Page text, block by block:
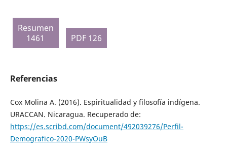
Resumen
1461
PDF 126
Referencias
Cox Molina A. (2016). Espiritualidad y filosofía indígena.
URACCAN. Nicaragua. Recuperado de:
https://es.scribd.com/document/492039276/Perfil-
Demografico-2020-PWsyOuB